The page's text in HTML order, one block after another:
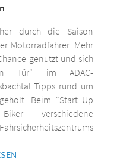
durch die Saison
Motorradfahrer. Mehr
genutzt und sich
Tür" im ADAC-
Tipps rund um
Beim "Start Up
verschiedene